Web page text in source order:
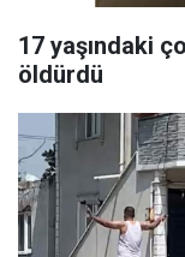
17 yaşındaki
öldürdü